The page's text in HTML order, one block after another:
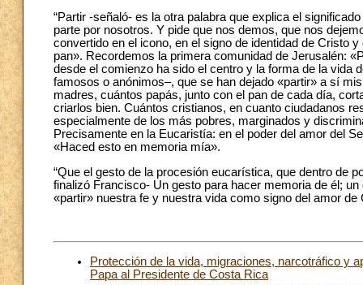
“Partir -señaló- es la otra palabra que explica el
parte por nosotros. Y pide que nos demos, que nos
convertido en el icono, en el signo de identidad de Cristo
pan». Recordemos la primera comunidad de Jerusalén:
desde el comienzo ha sido el centro y la forma de la vida
famosos o anónimos–, que se han dejado «partir» a sí
madres, cuántos papás, junto con el pan de cada día,
criarlos bien. Cuántos cristianos, en cuanto ciudadanos
especialmente de los más pobres, marginados y
Precisamente en la Eucaristía: en el poder del amor del
«Haced esto en memoria mía».
“Que el gesto de la procesión eucarística, que dentro de
finalizó Francisco- Un gesto para hacer memoria de él;
«partir» nuestra fe y nuestra vida como signo del amor
Protección de la vida, migraciones, narcotráfico y
Papa al Presidente de Costa Rica